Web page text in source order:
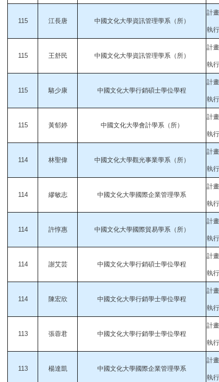
115 江長唐 中國文化大學資訊管理學系（所）
計
執
115 王舒民 中國文化大學資訊管理學系（所）
計
執
115 駱少康 中國文化大學行銷碩士學位學程
計
執
115 黃郁婷 中國文化大學會計學系（所）
計
執
114 林聖偉 中國文化大學觀光事業學系（所）
計
執
114 繆敏志 中國文化大學國際企業管理學系
計
執
114 許惇惠 中國文化大學國際貿易學系（所）
計
執
114 謝艾芸 中國文化大學行銷碩士學位學程
計
執
114 陳宏欣 中國文化大學行銷學士學位學程
計
執
113 張蓉君 中國文化大學行銷學士學位學程
計
執
113 楊達凱 中國文化大學國際企業管理學系
計
執